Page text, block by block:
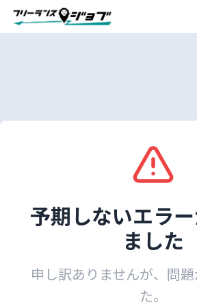
予期しないエラ
ました
申し訳ありませんが、問
た。